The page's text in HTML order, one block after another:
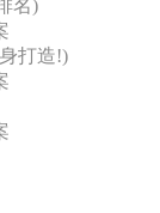
名)
打造!)